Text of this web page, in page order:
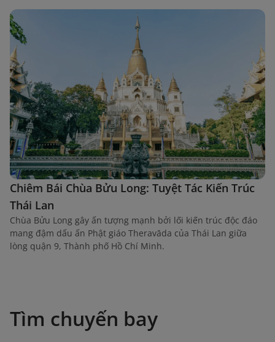
Chiêm Bái Chùa Bửu Long: Tuyệt Tác Kiến Trúc
Thái Lan
Chùa Bửu Long gây ấn tượng mạnh bởi lối kiến trúc độc đáo
mang đậm dấu ấn Phật giáo Theravāda của Thái Lan giữa
lòng quận 9, Thành phố Hồ Chí Minh.
Tìm chuyến bay